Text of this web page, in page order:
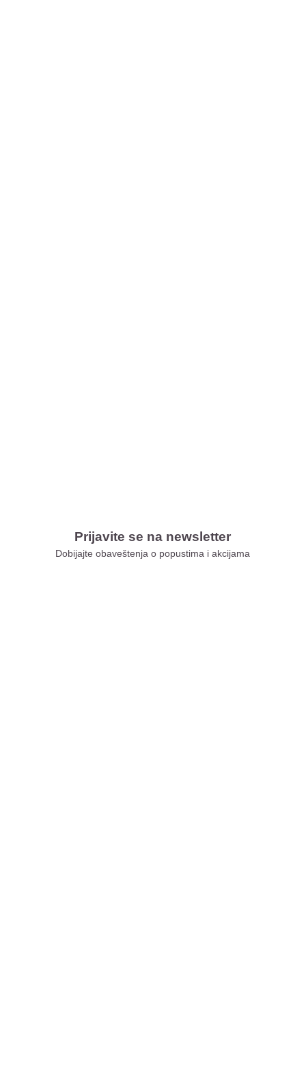
Prijavite se na newsletter
Dobijajte obaveštenja o popustima i akcijama